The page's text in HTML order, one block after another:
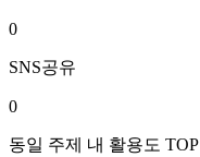
0
SNS공유
0
동일 주제 내 활용도 TOP